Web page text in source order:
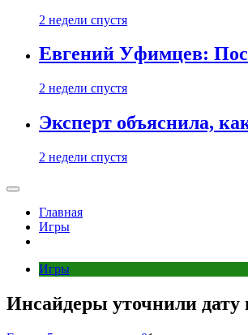
2 недели спустя
Евгений Уфимцев:
2 недели спустя
Эксперт объяснила,
2 недели спустя
Главная
Игры
Игры
Инсайдеры уточнили дату